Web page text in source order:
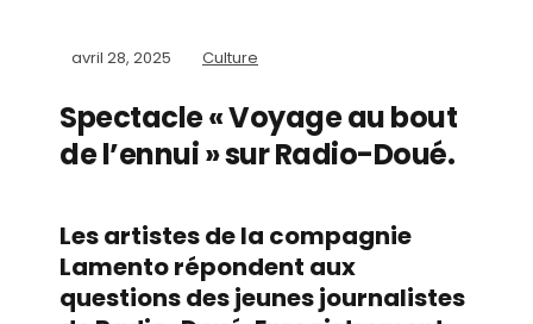
avril 28, 2025 Culture
Spectacle « Voyage au bout
de l’ennui » sur Radio-Doué.
Les artistes de la compagnie
Lamento répondent aux
questions des jeunes journalistes